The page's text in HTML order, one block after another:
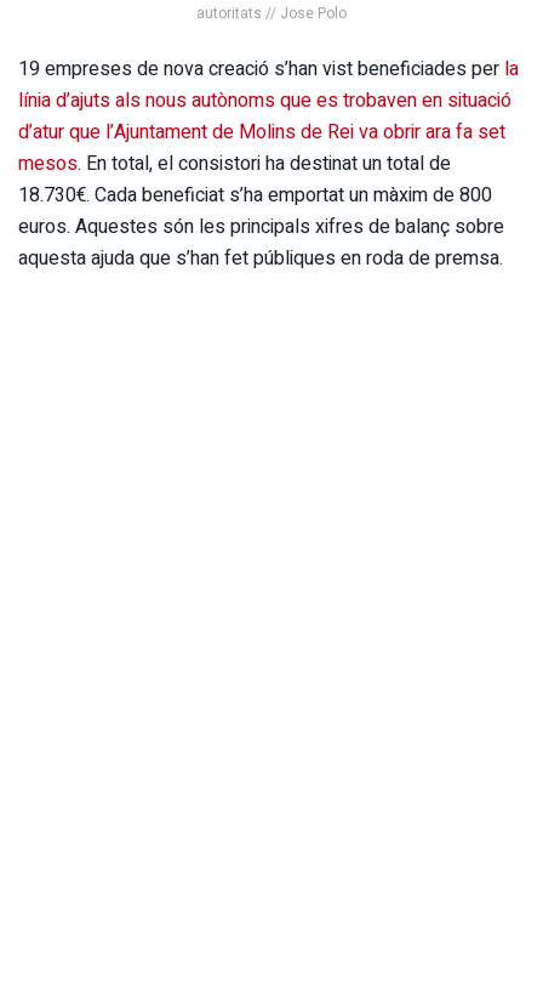
autoritats // Jose Polo
19 empreses de nova creació s’han vist beneficiades per la
línia d’ajuts als nous autònoms que es trobaven en situació
d’atur que l’Ajuntament de Molins de Rei va obrir ara fa set
mesos. En total, el consistori ha destinat un total de
18.730€. Cada beneficiat s’ha emportat un màxim de 800
euros. Aquestes són les principals xifres de balanç sobre
aquesta ajuda que s’han fet públiques en roda de premsa.